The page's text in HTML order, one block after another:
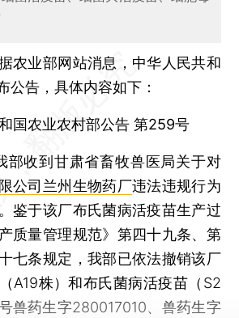
农业部网站消息，中华人民共和
公告，具体内容如下：
国农业农村部公告 第259号
收到甘肃省畜牧兽医局关于对
公司兰州生物药厂违法违规行为
鉴于该厂布氏菌病活疫苗生产过
质量管理规范》第四十九条、第
七条规定，我部已依法撤销该厂
A19株）和布氏菌病活疫苗（S2
兽药生字280017010、兽药生字